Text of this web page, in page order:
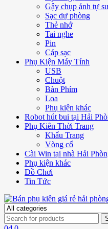
Gậy chụp ảnh tự
Sạc dự phòng
Thẻ nhớ
Tai nghe
Pin
Cáp sạc
Phụ Kiện Máy Tính
USB
Chuột
Bàn Phím
Loa
Phụ kiện khác
Robot hút bui tại Hải
Phụ Kiên Thời Trang
Khẩu Trang
Vòng cổ
Cài Win tại nhà Hải
Phụ kiện khác
Đồ Chơi
Tin Tức